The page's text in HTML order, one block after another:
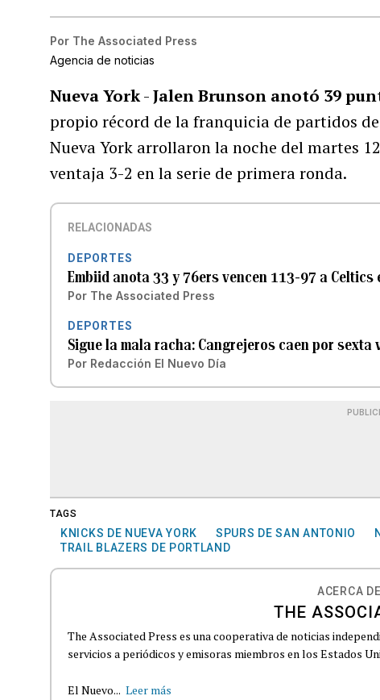
Por The Associated Press
Agencia de noticias
Nueva York-Jalen Brunson anotó 39
propio récord de la franquicia de partidos
Nueva York arrollaron la noche del martes
ventaja 3-2 en la serie de primera ronda.
RELACIONADAS
DEPORTES
Embiid anota 33 y 76ers vencen 113-97 a
Por The Associated Press
DEPORTES
Sigue la mala racha: Cangrejeros caen por sexta
Por Redacción El Nuevo Día
TAGS
KNICKS DE NUEVA YORK SPURS DE SAN ANTONIO
TRAIL BLAZERS DE PORTLAND
ACERCA
THE
The Associated Press es una cooperativa de noticias
servicios a periódicos y emisoras miembros en los Estados
El Nuevo... Leer más